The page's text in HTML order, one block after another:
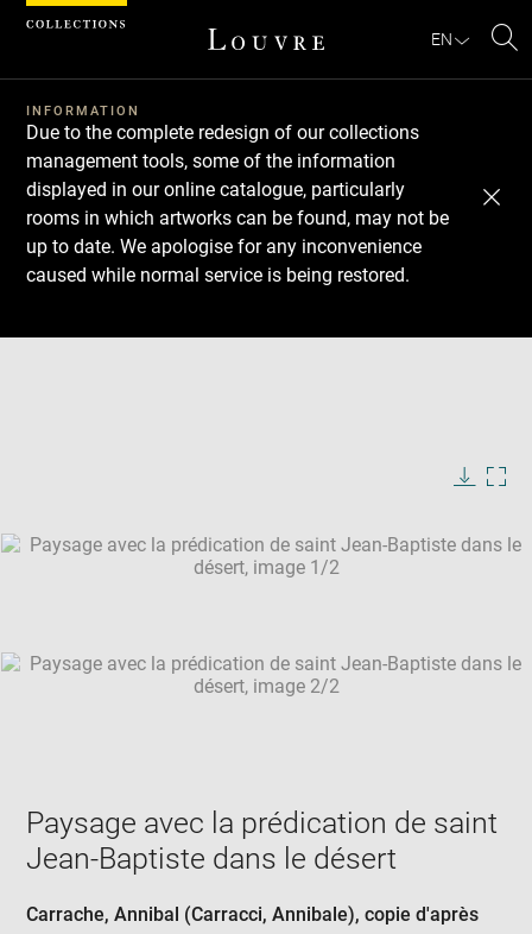
EN
INFORMATION
Due to the complete redesign of our collections
management tools, some of the information
displayed in our online catalogue, particularly
rooms in which artworks can be found, may not be
up to date. We apologise for any inconvenience
caused while normal service is being restored.
in
SKIP IMAGE CAROUSEL
Download
Next
Previous
Paysage avec la prédication de saint
Jean-Baptiste dans le désert
Carrache, Annibal (Carracci, Annibale), copie d'après
Cookies management panel